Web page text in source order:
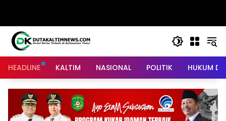
HEADLINE KALTIM NASIONAL POLITIK HUKUM